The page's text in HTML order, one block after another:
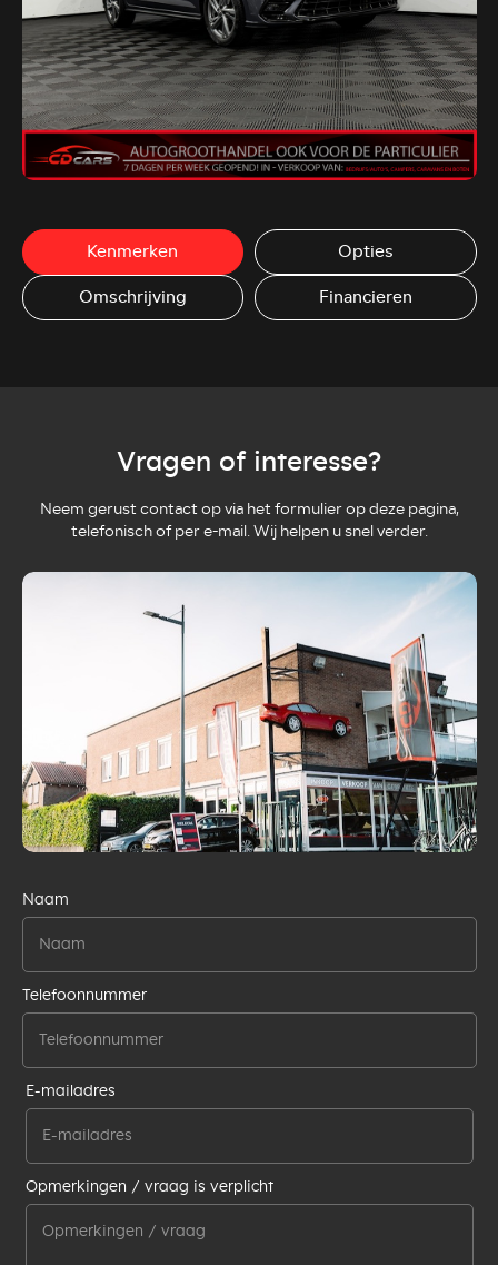
Kenmerken
Opties
Omschrijving
Financieren
Vragen of interesse?
Neem gerust contact op via het formulier op deze pagina,
telefonisch of per e-mail. Wij helpen u snel verder.
Naam
Telefoonnummer
E-mailadres
Opmerkingen / vraag is verplicht